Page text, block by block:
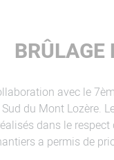
avec le
du Mont Lozère.
dans le respect
a permis de